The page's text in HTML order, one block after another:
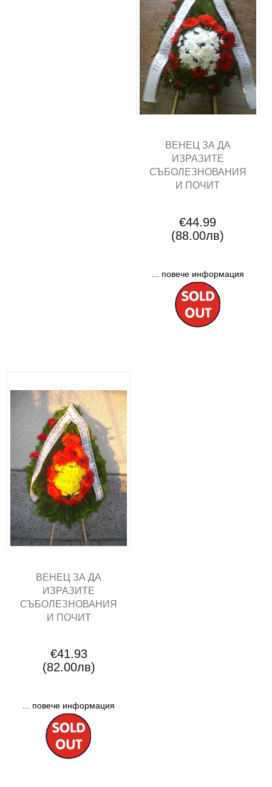
ВЕНЕЦ ЗА ДА
ИЗРАЗИТЕ
СЪБОЛЕЗНОВАНИЯ
И ПОЧИТ
€44.99
(88.00лв)
... повече информация
ВЕНЕЦ ЗА ДА
ИЗРАЗИТЕ
СЪБОЛЕЗНОВАНИЯ
И ПОЧИТ
€41.93
(82.00лв)
... повече информация